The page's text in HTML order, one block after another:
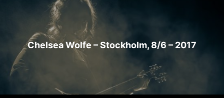
Chelsea Wolfe – Stockholm, 8/6 – 2017